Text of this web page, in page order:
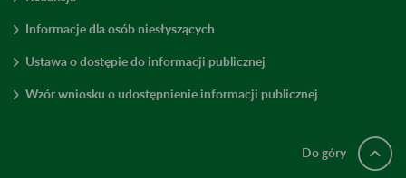
Informacje dla osób niesłyszących
Ustawa o dostępie do informacji publicznej
Wzór wniosku o udostępnienie informacji publicznej
Do góry